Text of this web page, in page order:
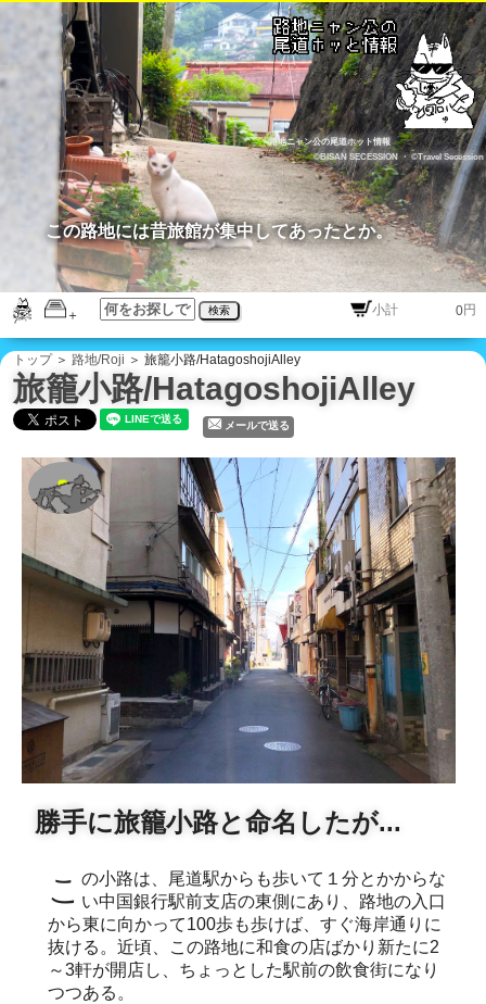
路地ニャン公の尾道ホット情報
©BISAN SECESSION
・©Travel Secession
検索 円
この路地には昔旅館が集中してあったとか。
トップ＞ 路地/Roji ＞ 旅籠小路/HatagoshojiAlley
旅籠小路/HatagoshojiAlley
メールで送る
勝手に旅籠小路と命名したが...
この小路は、尾道駅からも歩いて１分とかからな い中国銀行駅前支店の東側にあり、路地の入口
から東に向かって100歩も歩けば、すぐ海岸通りに
抜ける。近頃、この路地に和食の店ばかり新たに2
～3軒が開店し、ちょっとした駅前の飲食街になり
つつある。